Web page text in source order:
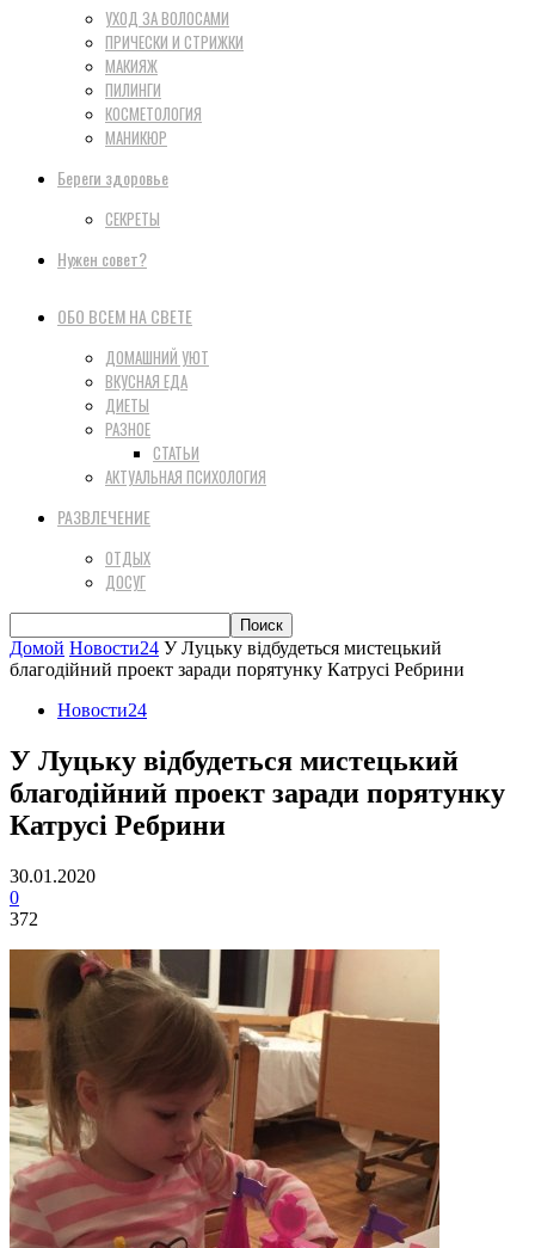
УХОД ЗА ВОЛОСАМИ
ПРИЧЕСКИ И СТРИЖКИ
МАКИЯЖ
ПИЛИНГИ
КОСМЕТОЛОГИЯ
МАНИКЮР
Береги здоровье
СЕКРЕТЫ
Нужен совет?
ОБО ВСЕМ НА СВЕТЕ
ДОМАШНИЙ УЮТ
ВКУСНАЯ ЕДА
ДИЕТЫ
РАЗНОЕ
СТАТЬИ
АКТУАЛЬНАЯ ПСИХОЛОГИЯ
РАЗВЛЕЧЕНИЕ
ОТДЫХ
ДОСУГ
Домой Новости24 У Луцьку відбудеться мистецький
благодійний проект заради порятунку Катрусі Ребрини
Новости24
У Луцьку відбудеться мистецький
благодійний проект заради порятунку
Катрусі Ребрини
30.01.2020
0
372